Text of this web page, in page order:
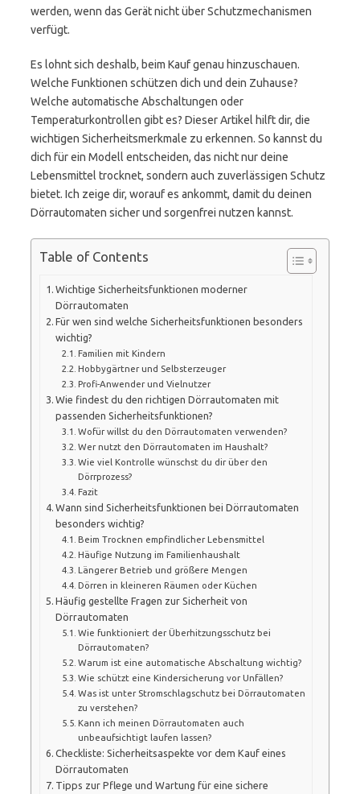
werden, wenn das Gerät nicht über Schutzmechanismen
verfügt.
Es lohnt sich deshalb, beim Kauf genau hinzuschauen.
Welche Funktionen schützen dich und dein Zuhause?
Welche automatische Abschaltungen oder
Temperaturkontrollen gibt es? Dieser Artikel hilft dir, die
wichtigen Sicherheitsmerkmale zu erkennen. So kannst du
dich für ein Modell entscheiden, das nicht nur deine
Lebensmittel trocknet, sondern auch zuverlässigen Schutz
bietet. Ich zeige dir, worauf es ankommt, damit du deinen
Dörrautomaten sicher und sorgenfrei nutzen kannst.
Table of Contents
Wichtige Sicherheitsfunktionen moderner
Dörrautomaten
Für wen sind welche Sicherheitsfunktionen besonders
wichtig?
Familien mit Kindern
Hobbygärtner und Selbsterzeuger
Profi-Anwender und Vielnutzer
Wie findest du den richtigen Dörrautomaten mit
passenden Sicherheitsfunktionen?
Wofür willst du den Dörrautomaten verwenden?
Wer nutzt den Dörrautomaten im Haushalt?
Wie viel Kontrolle wünschst du dir über den
Dörrprozess?
Fazit
Wann sind Sicherheitsfunktionen bei Dörrautomaten
besonders wichtig?
Beim Trocknen empfindlicher Lebensmittel
Häufige Nutzung im Familienhaushalt
Längerer Betrieb und größere Mengen
Dörren in kleineren Räumen oder Küchen
Häufig gestellte Fragen zur Sicherheit von
Dörrautomaten
Wie funktioniert der Überhitzungsschutz bei
Dörrautomaten?
Warum ist eine automatische Abschaltung wichtig?
Wie schützt eine Kindersicherung vor Unfällen?
Was ist unter Stromschlagschutz bei Dörrautomaten
zu verstehen?
Kann ich meinen Dörrautomaten auch
unbeaufsichtigt laufen lassen?
Checkliste: Sicherheitsaspekte vor dem Kauf eines
Dörrautomaten
Tipps zur Pflege und Wartung für eine sichere